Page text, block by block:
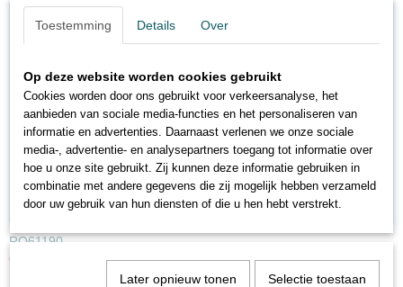
RO61190
€ 5,62
Toestemming Details Over
Op deze website worden cookies gebruikt
Cookies worden door ons gebruikt voor verkeersanalyse, het
aanbieden van sociale media-functies en het personaliseren van
informatie en advertenties. Daarnaast verlenen we onze sociale
media-, advertentie- en analysepartners toegang tot informatie over
hoe u onze site gebruikt. Zij kunnen deze informatie gebruiken in
combinatie met andere gegevens die zij mogelijk hebben verzameld
door uw gebruik van hun diensten of die u hen hebt verstrekt.
Later opnieuw tonen Selectie toestaan